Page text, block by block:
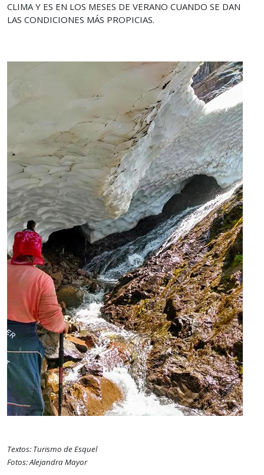
CLIMA Y ES EN LOS MESES DE VERANO CUANDO SE DAN
LAS CONDICIONES MÁS PROPICIAS.
Textos: Turismo de Esquel
Fotos: Alejandra Mayor